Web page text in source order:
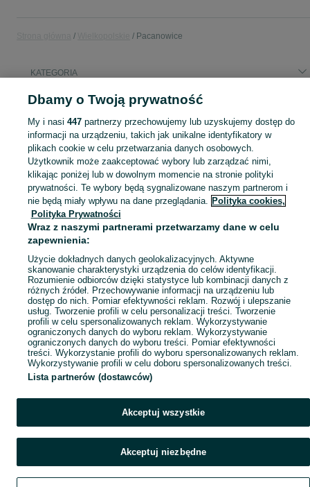
Pacanowice
KATEGORIA
Popularne wyszukiwania
dom m dom sprzedaz
Skorzystaj z największego serwisu ogłoszeniowego - Pacanowice i okolice! Kupuj to, czego pragniesz i sprzedawaj to, czego już nie potrzebujesz! Zobacz
Mapa kategorii
Mapa miejscowości
Mapa ministron
Popularne wyszukiwania
Dbamy o Twoją prywatność
My i nasi 447partnerzy przechowujemy lub uzyskujemy dostęp do
informacji na urządzeniu, takich jak unikalne identyfikatory w
plikach cookie w celu przetwarzania danych osobowych.
Użytkownik może zaakceptować wybory lub zarządzać nimi,
klikając poniżej lub w dowolnym momencie na stronie polityki
prywatności. Te wybory będą sygnalizowane naszym partnerom i
nie będą miały wpływu na dane przeglądania. Polityka cookies,
Polityka Prywatności
Wraz z naszymi partnerami przetwarzamy dane w celu
zapewnienia:
Użycie dokładnych danych geolokalizacyjnych. Aktywne
skanowanie charakterystyki urządzenia do celów identyfikacji.
Rozumienie odbiorców dzięki statystyce lub kombinacji danych z
różnych źródeł. Przechowywanie informacji na urządzeniu lub
dostęp do nich. Pomiar efektywności reklam. Rozwój i ulepszanie
usług. Tworzenie profili w celu personalizacji treści. Tworzenie
profili w celu spersonalizowanych reklam. Wykorzystywanie
ograniczonych danych do wyboru reklam. Wykorzystywanie
ograniczonych danych do wyboru treści. Pomiar efektywności
treści. Wykorzystanie profili do wyboru spersonalizowanych reklam.
Wykorzystywanie profili w celu doboru spersonalizowanych treści.
Lista partnerów (dostawców)
Akceptuj wszystkie
Akceptuj niezbędne